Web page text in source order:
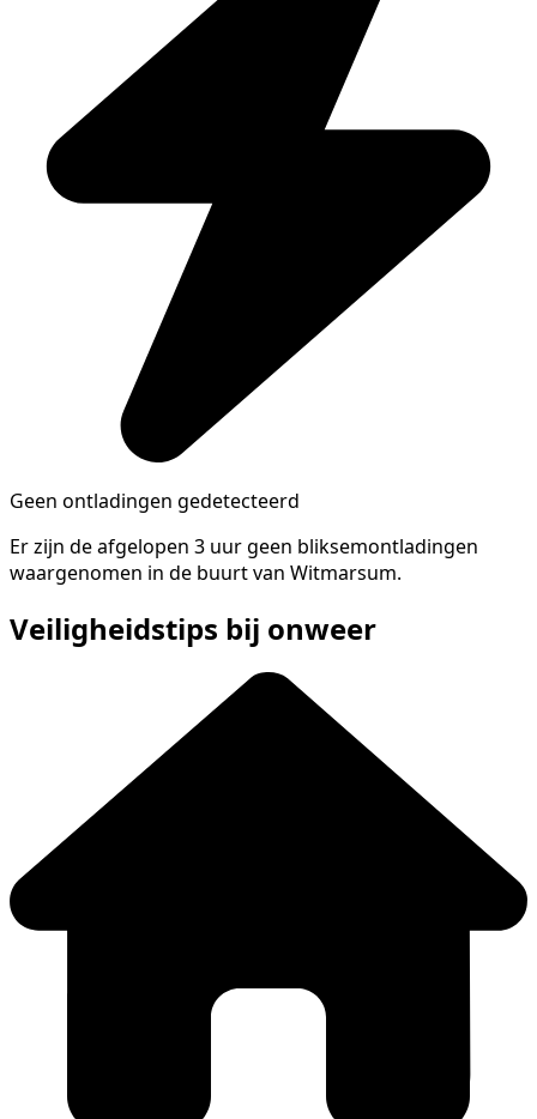
Geen ontladingen gedetecteerd
Er zijn de afgelopen 3 uur geen bliksemontladingen
waargenomen in de buurt van Witmarsum.
Veiligheidstips bij onweer